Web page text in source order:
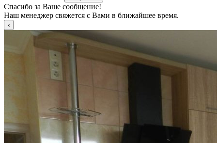
Спасибо за Ваше сообщение!
Наш менеджер свяжется с Вами в ближайшее время.